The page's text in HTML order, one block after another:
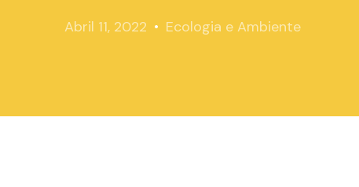
Abril 11, 2022 Ecologia e Ambiente